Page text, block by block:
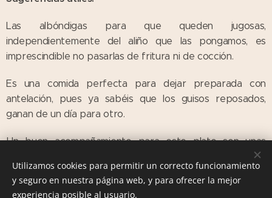
Las albóndigas para que queden jugosas,
independientemente del aliño que las pongamos, es
imprescindible no pasarlas de fritura ni de cocción.
Es una comida perfecta para dejar preparada con
antelación, pues ya sabéis que los guisos reposados,
ganan de un día para otro.
Un buen acompañamiento para este plato son unas
Utilizamos cookies para permitir un correcto funcionamiento
y seguro en nuestra página web, y para ofrecer la mejor
experiencia posible al usuario.